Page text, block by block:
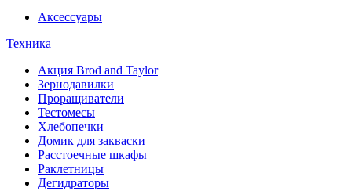
Аксессуары
Техника
Акция Brod and Taylor
Зернодавилки
Проращиватели
Тестомесы
Хлебопечки
Домик для закваски
Расстоечные шкафы
Раклетницы
Дегидраторы